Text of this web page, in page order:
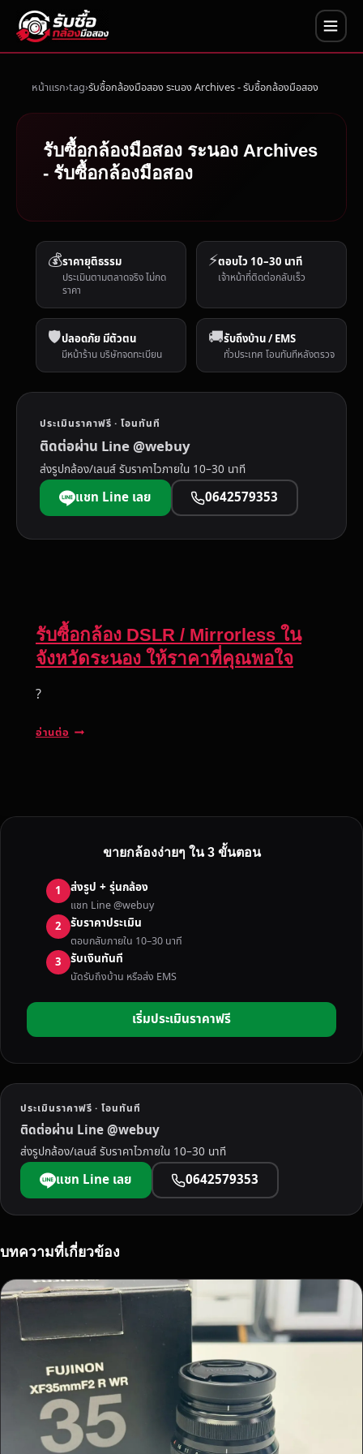
หน้าแรก tag รับซื้อกล้องมือสอง ระนอง Archives - รับซื้อกล้องมือสอง
รับซื้อกล้องมือสอง ระนอง Archives
- รับซื้อกล้องมือสอง
💰ราคายุติธรรม
ประเมินตามตลาดจริง ไม่กด
ราคา
⚡ตอบไว 10–30 นาที
เจ้าหน้าที่ติดต่อกลับเร็ว
🛡️ปลอดภัย มีตัวตน
มีหน้าร้าน บริษัทจดทะเบียน
🚚รับถึงบ้าน / EMS
ทั่วประเทศ โอนทันทีหลังตรวจ
ประเมินราคาฟรี · โอนทันที
ติดต่อผ่าน Line @webuy
ส่งรูปกล้อง/เลนส์ รับราคาไวภายใน 10–30 นาที
แชท Line เลย 0642579353
รับซื้อกล้อง DSLR / Mirrorless ใน
จังหวัดระนอง ให้ราคาที่คุณพอใจ
?
อ่านต่อ
ล้
D
S
L
R
/
M
R
L
S
ใ
น
จั
ง
วั
ร
ง
ใ
ห้
ร
า
ขายกล้องง่ายๆ ใน 3 ขั้นตอน
1 ส่งรูป + รุ่นกล้อง
แชท Line @webuy
2 รับราคาประเมิน
ตอบกลับภายใน 10–30 นาที
3 รับเงินทันที
นัดรับถึงบ้าน หรือส่ง EMS
เริ่มประเมินราคาฟรี
ประเมินราคาฟรี · โอนทันที
ติดต่อผ่าน Line @webuy
ส่งรูปกล้อง/เลนส์ รับราคาไวภายใน 10–30 นาที
แชท Line เลย 0642579353
บทความที่เกี่ยวข้อง